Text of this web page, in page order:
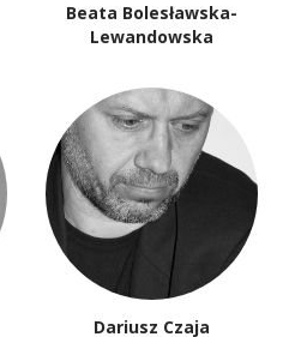
Beata Bolesławska-
Lewandowska
Dariusz Czaja